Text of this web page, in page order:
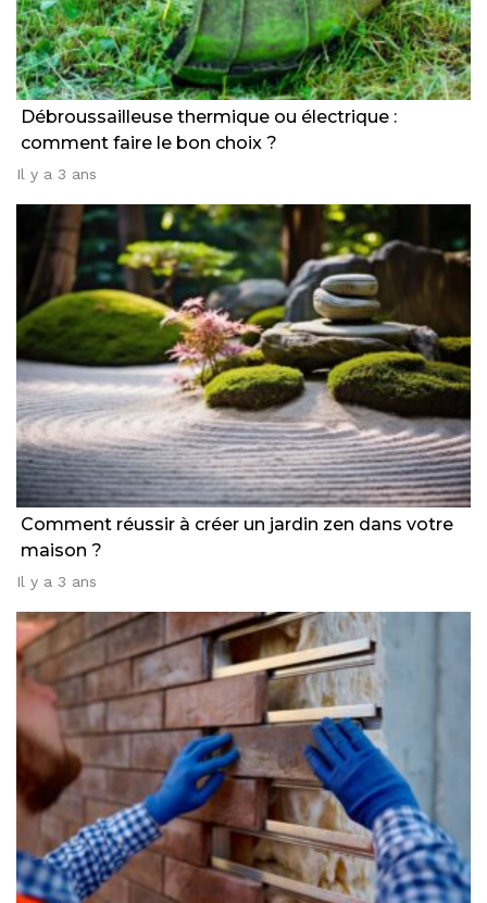
Débroussailleuse thermique ou électrique :
comment faire le bon choix ?
Il y a 3 ans
Comment réussir à créer un jardin zen dans votre
maison ?
Il y a 3 ans